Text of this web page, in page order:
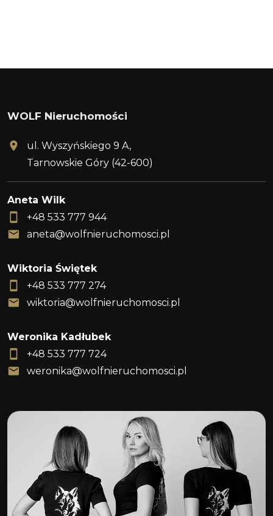
WOLF Nieruchomości
ul. Wyszyńskiego 9 A,
Tarnowskie Góry (42-600)
Aneta Wilk
+48 533 777 944
aneta@wolfnieruchomosci.pl
Wiktoria Świętek
+48 533 777 274
wiktoria@wolfnieruchomosci.pl
Weronika Kadłubek
+48 533 777 724
weronika@wolfnieruchomosci.pl